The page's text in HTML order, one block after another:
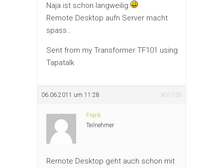
Naja ist schon langweilig
Remote Desktop aufn Server macht
spass…
Sent from my Transformer TF101 using
Tapatalk
06.06.2011 um 11:28 #31536
Frank
Teilnehmer
Remote Desktop geht auch schon mit